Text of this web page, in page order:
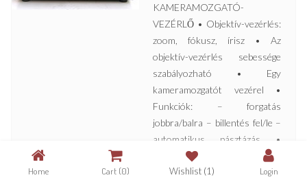
KAMERAMOZGATÓ-
VEZÉRLŐ • Objektív-vezérlés:
zoom, fókusz, írisz • Az
objektív-vezérlés sebessége
szabályozható • Egy
kameramozgatót vezérel •
Funkciók: – forgatás
jobbra/balra – billentés fel/le –
automatikus pásztázás •
Tápfeszültség: 230V AC •
Kimenő feszültség: 24V AC •
Home Cart (0) Wishlist (1) Login